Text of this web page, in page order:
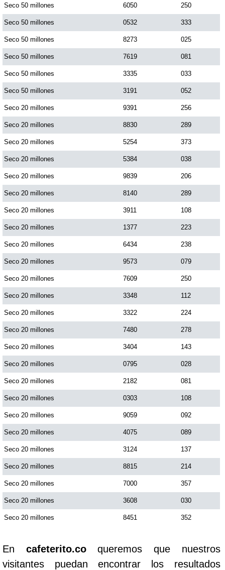
Seco 50 millones 6050 250
Seco 50 millones 0532 333
Seco 50 millones 8273 025
Seco 50 millones 7619 081
Seco 50 millones 3335 033
Seco 50 millones 3191 052
Seco 20 millones 9391 256
Seco 20 millones 8830 289
Seco 20 millones 5254 373
Seco 20 millones 5384 038
Seco 20 millones 9839 206
Seco 20 millones 8140 289
Seco 20 millones 3911 108
Seco 20 millones 1377 223
Seco 20 millones 6434 238
Seco 20 millones 9573 079
Seco 20 millones 7609 250
Seco 20 millones 3348 112
Seco 20 millones 3322 224
Seco 20 millones 7480 278
Seco 20 millones 3404 143
Seco 20 millones 0795 028
Seco 20 millones 2182 081
Seco 20 millones 0303 108
Seco 20 millones 9059 092
Seco 20 millones 4075 089
Seco 20 millones 3124 137
Seco 20 millones 8815 214
Seco 20 millones 7000 357
Seco 20 millones 3608 030
Seco 20 millones 8451 352
En cafeterito.coqueremos que nuestros
visitantes puedan encontrar los resultados